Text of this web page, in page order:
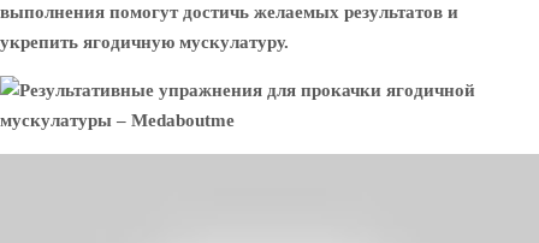
выполнения помогут достичь желаемых результатов и
укрепить ягодичную мускулатуру.